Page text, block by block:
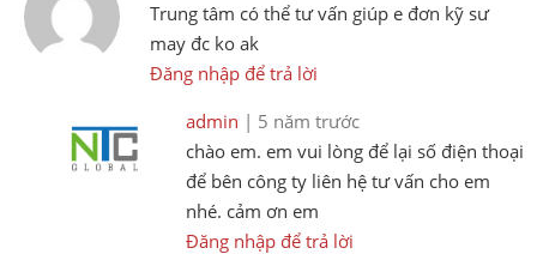
Trung tâm có thể tư vấn giúp e đơn kỹ sư
may đc ko ak
Đăng nhập để trả lời
admin | 5 năm trước
chào em. em vui lòng để lại số điện thoại
để bên công ty liên hệ tư vấn cho em
nhé. cảm ơn em
Đăng nhập để trả lời